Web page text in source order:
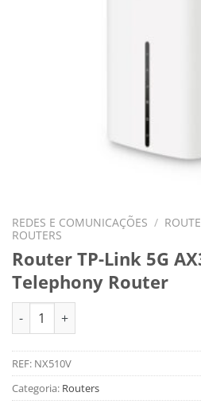
REDES E COMUNICAÇÕES /
ROUTERS
Router TP-Link 5G
Telephony Router
Quantidade de Router TP-Link
REF: NX510V
Categoria: Routers